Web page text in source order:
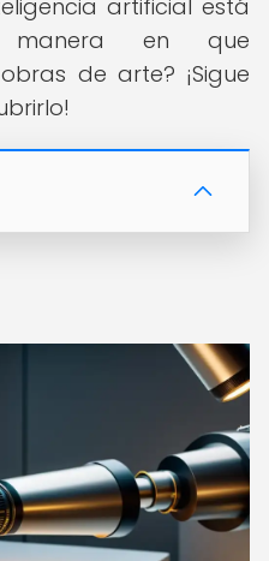
artificial está
manera en que
de arte? ¡Sigue